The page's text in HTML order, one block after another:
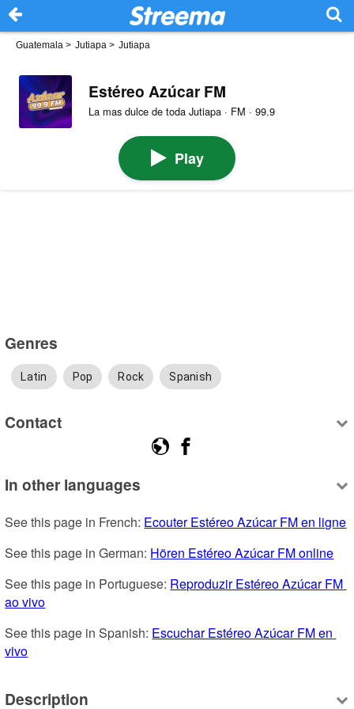
Guatemala > Jutiapa > Jutiapa
Estéreo Azúcar FM
La mas dulce de toda Jutiapa · FM · 99.9
Play
Genres
Latin Pop Rock Spanish
Contact
In other languages
See this page in French: Ecouter Estéreo Azúcar FM en ligne
See this page in German: Hören Estéreo Azúcar FM online
See this page in Portuguese: Reproduzir Estéreo Azúcar FM
ao vivo
See this page in Spanish: Escuchar Estéreo Azúcar FM en
vivo
Description